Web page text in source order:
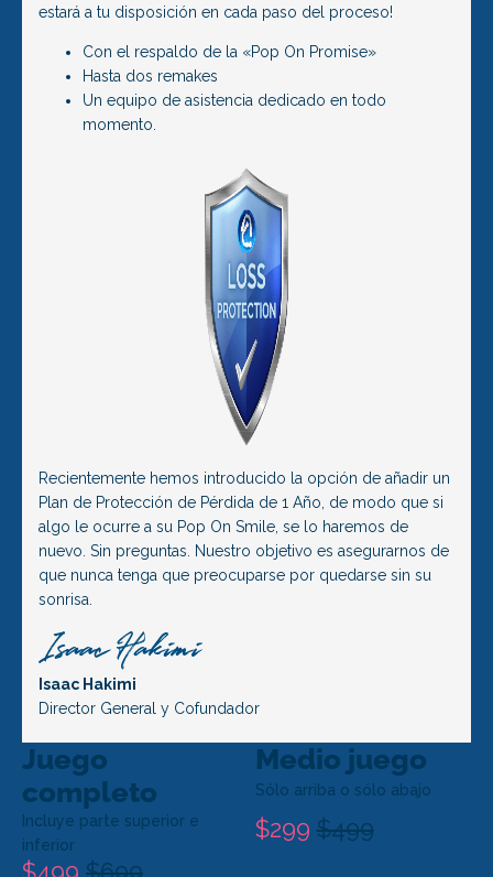
Juego
completo
Incluye parte superior e
inferior
$499 $699
Medio juego
Sólo arriba o sólo abajo
$299 $499
estará a tu disposición en cada paso del proceso!
Con el respaldo de la «Pop On Promise»
Hasta dos remakes
Un equipo de asistencia dedicado en todo
momento.
Recientemente hemos introducido la opción de añadir un
Plan de Protección de Pérdida de 1 Año, de modo que si
algo le ocurre a su Pop On Smile, se lo haremos de
nuevo. Sin preguntas. Nuestro objetivo es asegurarnos de
que nunca tenga que preocuparse por quedarse sin su
sonrisa.
Isaac Hakimi
Director General y Cofundador